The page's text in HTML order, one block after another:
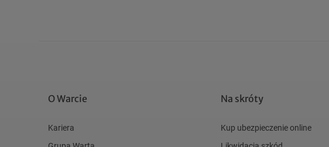
O Warcie
Kariera
Na skróty
Kup ubezpieczenie online